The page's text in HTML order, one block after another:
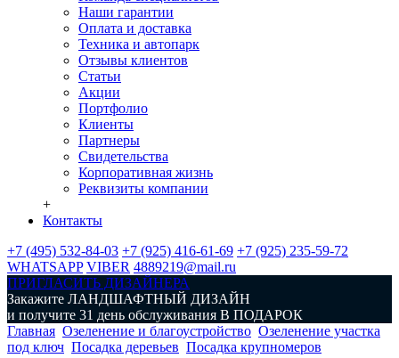
Наши гарантии
Оплата и доставка
Техника и автопарк
Отзывы клиентов
Статьи
Акции
Портфолио
Клиенты
Партнеры
Свидетельства
Корпоративная жизнь
Реквизиты компании
+
Контакты
+7 (495) 532-84-03 +7 (925) 416-61-69 +7 (925) 235-59-72
WHATSAPP VIBER 4889219@mail.ru
ПРИГЛАСИТЬ ДИЗАЙНЕРА
Закажите ЛАНДШАФТНЫЙ ДИЗАЙН
и получите 31 день обслуживания В ПОДАРОК
Главная Озеленение и благоустройство Озеленение участка
под ключ Посадка деревьев Посадка крупномеров